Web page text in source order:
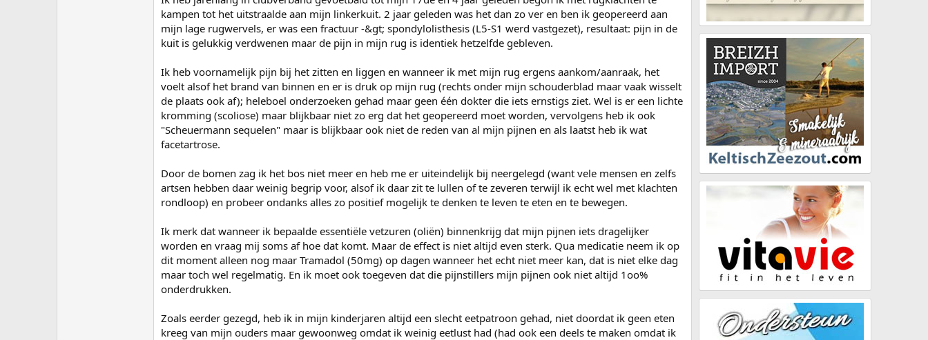
kampen tot het uitstraalde aan mijn linkerkuit. 2 jaar geleden was het dan zo ver en ben ik geopereerd aan
mijn lage rugwervels, er was een fractuur -&gt; spondylolisthesis (L5-S1 werd vastgezet), resultaat: pijn in de
kuit is gelukkig verdwenen maar de pijn in mijn rug is identiek hetzelfde gebleven.
Ik heb voornamelijk pijn bij het zitten en liggen en wanneer ik met mijn rug ergens aankom/aanraak, het
voelt alsof het brand van binnen en er is druk op mijn rug (rechts onder mijn schouderblad maar vaak wisselt
de plaats ook af); heleboel onderzoeken gehad maar geen één dokter die iets ernstigs ziet. Wel is er een lichte
kromming (scoliose) maar blijkbaar niet zo erg dat het geopereerd moet worden, vervolgens heb ik ook
"Scheuermann sequelen" maar is blijkbaar ook niet de reden van al mijn pijnen en als laatst heb ik wat
facetartrose.
Door de bomen zag ik het bos niet meer en heb me er uiteindelijk bij neergelegd (want vele mensen en zelfs
artsen hebben daar weinig begrip voor, alsof ik daar zit te lullen of te zeveren terwijl ik echt wel met klachten
rondloop) en probeer ondanks alles zo positief mogelijk te denken te leven te eten en te bewegen.
Ik merk dat wanneer ik bepaalde essentiële vetzuren (oliën) binnenkrijg dat mijn pijnen iets dragelijker
worden en vraag mij soms af hoe dat komt. Maar de effect is niet altijd even sterk. Qua medicatie neem ik op
dit moment alleen nog maar Tramadol (50mg) op dagen wanneer het echt niet meer kan, dat is niet elke dag
maar toch wel regelmatig. En ik moet ook toegeven dat die pijnstillers mijn pijnen ook niet altijd 1oo%
onderdrukken.
Zoals eerder gezegd, heb ik in mijn kinderjaren altijd een slecht eetpatroon gehad, niet doordat ik geen eten
kreeg van mijn ouders maar gewoonweg omdat ik weinig eetlust had (had ook een deels te maken omdat ik